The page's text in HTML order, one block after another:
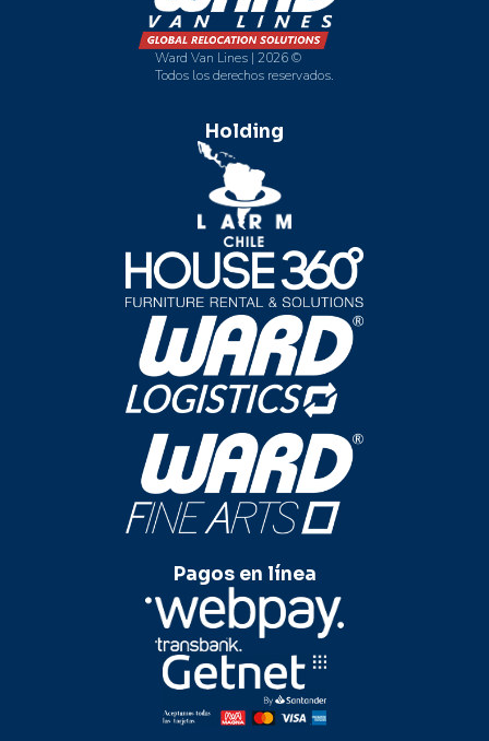
Ward Van Lines | 2026 ©
Todos los derechos reservados.
Holding
Pagos en línea